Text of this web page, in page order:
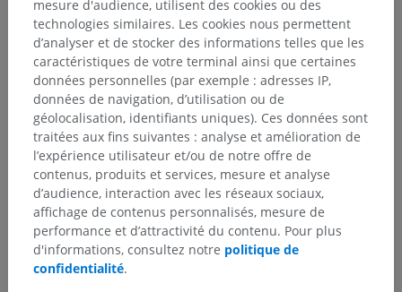
mesure d'audience, utilisent des cookies ou des
technologies similaires. Les cookies nous permettent
d’analyser et de stocker des informations telles que les
caractéristiques de votre terminal ainsi que certaines
données personnelles (par exemple : adresses IP,
données de navigation, d’utilisation ou de
géolocalisation, identifiants uniques). Ces données sont
traitées aux fins suivantes : analyse et amélioration de
l’expérience utilisateur et/ou de notre offre de
contenus, produits et services, mesure et analyse
d’audience, interaction avec les réseaux sociaux,
affichage de contenus personnalisés, mesure de
performance et d’attractivité du contenu. Pour plus
d'informations, consultez notre politique de
confidentialité.